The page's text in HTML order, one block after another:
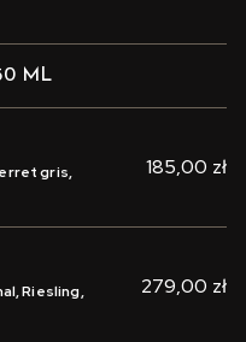
ML
gris,
185,00 zł
Riesling,
279,00 zł